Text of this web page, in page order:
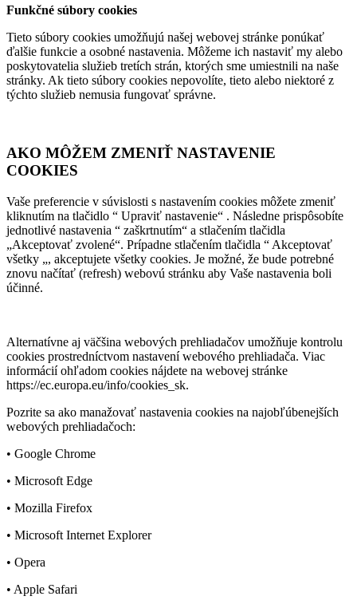
Funkčné súbory cookies
Tieto súbory cookies umožňujú našej webovej stránke ponúkať
ďalšie funkcie a osobné nastavenia. Môžeme ich nastaviť my alebo
poskytovatelia služieb tretích strán, ktorých sme umiestnili na naše
stránky. Ak tieto súbory cookies nepovolíte, tieto alebo niektoré z
týchto služieb nemusia fungovať správne.
AKO MÔŽEM ZMENIŤ NASTAVENIE
COOKIES
Vaše preferencie v súvislosti s nastavením cookies môžete zmeniť
kliknutím na tlačidlo “ Upraviť nastavenie“ . Následne prispôsobíte
jednotlivé nastavenia “ zaškrtnutím“ a stlačením tlačidla
„Akceptovať zvolené“. Prípadne stlačením tlačidla “ Akceptovať
všetky „, akceptujete všetky cookies. Je možné, že bude potrebné
znovu načítať (refresh) webovú stránku aby Vaše nastavenia boli
účinné.
Alternatívne aj väčšina webových prehliadačov umožňuje kontrolu
cookies prostredníctvom nastavení webového prehliadača. Viac
informácií ohľadom cookies nájdete na webovej stránke
https://ec.europa.eu/info/cookies_sk.
Pozrite sa ako manažovať nastavenia cookies na najobľúbenejších
webových prehliadačoch:
• Google Chrome
• Microsoft Edge
• Mozilla Firefox
• Microsoft Internet Explorer
• Opera
• Apple Safari